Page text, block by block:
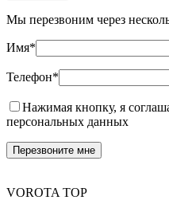
Мы перезвоним через
Имя*
Телефон*
Нажимая кнопку, я
персональных данных
VOROTA TOP